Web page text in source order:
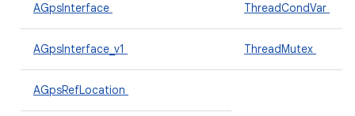
AGpsInterface ThreadCondVar
AGpsInterface_v1 ThreadMutex
AGpsRefLocation